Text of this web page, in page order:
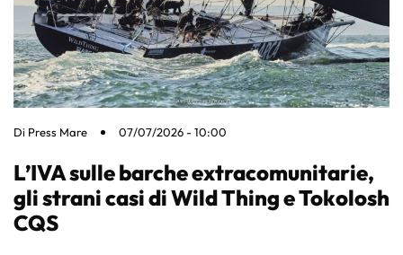
Di Press Mare 07/07/2026 - 10:00
L’IVA sulle barche extracomunitarie,
gli strani casi di Wild Thing e Tokolosh
CQS